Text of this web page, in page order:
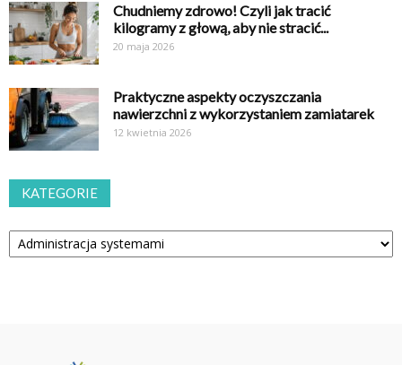
Chudniemy zdrowo! Czyli jak tracić
kilogramy z głową, aby nie stracić...
20 maja 2026
Praktyczne aspekty oczyszczania
nawierzchni z wykorzystaniem zamiatarek
12 kwietnia 2026
KATEGORIE
Kategorie